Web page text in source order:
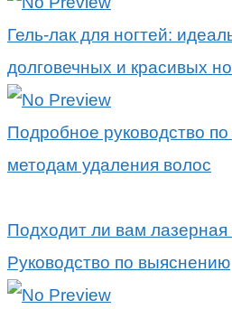
Гель-лак для ногтей:
долговечных и красивых
Подробное руководство
методам удаления волос
Подходит ли вам лазерная
Руководство по выяснению